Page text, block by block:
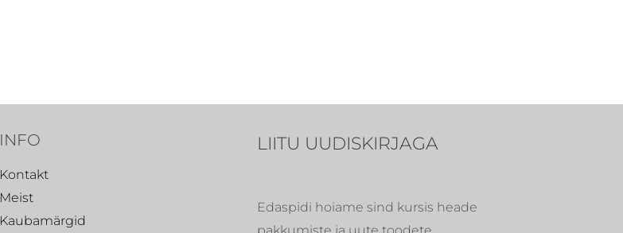
INFO
Kontakt
Meist
Kaubamärgid
LIITU UUDISKIRJAGA
Edaspidi hoiame sind kursis heade